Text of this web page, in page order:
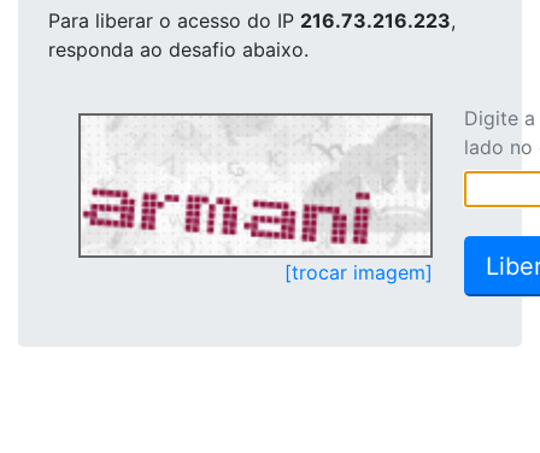
Para liberar o acesso do IP 216.73.216.223,
responda ao desafio abaixo.
[trocar imagem]
Digite
lado no